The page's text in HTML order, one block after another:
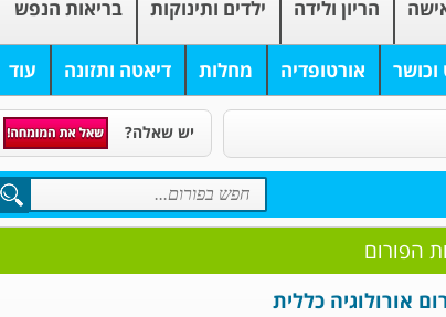
הריון ולידה ילדים ותינוקות בריאות הנפש
אורטופדיה מחלות דיאטה ותזונה עוד
יש שאלה?
הפורום
אורולוגיה כללית